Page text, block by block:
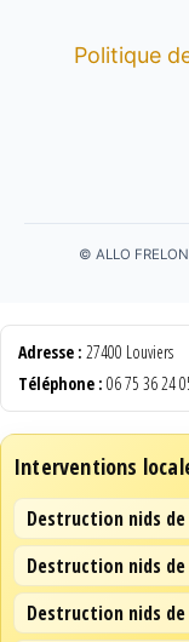
Politique
© ALLO
Adresse : 27400 Louviers
Téléphone : 06 75 36 24
Interventions
Destruction nids
Destruction nids
Destruction nids